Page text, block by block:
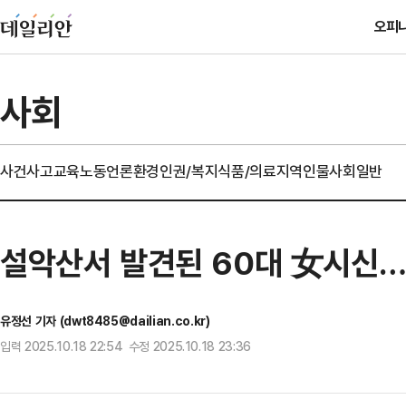
오피
사회
사건사고교육노동언론환경인권/복지식품/의료지역인물사회일반
설악산서 발견된 60대 女시신
유정선 기자 (dwt8485@dailian.co.kr)
입력 2025.10.18 22:54 수정 2025.10.18 23:36